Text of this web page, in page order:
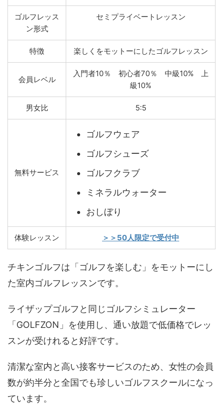
ゴルフレッス
ン形式
セミプライベートレッスン
特徴 楽しくをモットーにしたゴルフレッスン
会員レベル
入門者10％ 初心者70％ 中級10% 上
級10%
男女比 5:5
無料サービス
ゴルフウェア
ゴルフシューズ
ゴルフクラブ
ミネラルウォーター
おしぼり
体験レッスン ＞＞50人限定で受付中
チキンゴルフは「ゴルフを楽しむ」をモットーにし
た室内ゴルフレッスンです。
ライザップゴルフと同じゴルフシミュレーター
「GOLFZON」を使用し、通い放題で低価格でレッ
スンが受けれると好評です。
清潔な室内と高い接客サービスのため、女性の会員
数が約半分と全国でも珍しいゴルフスクールになっ
ています。